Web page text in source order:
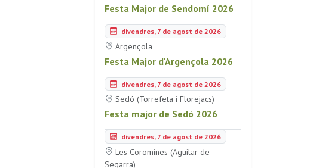
Festa Major de Sendomí 2026
divendres, 7 de agost de 2026
Argençola
Festa Major d'Argençola 2026
divendres, 7 de agost de 2026
Sedó (Torrefeta i Florejacs)
Festa major de Sedó 2026
divendres, 7 de agost de 2026
Les Coromines (Aguilar de
Segarra)